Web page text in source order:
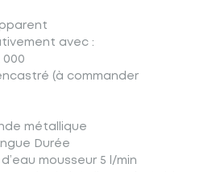
avec :
000
(à commander
métallique
Durée
mousseur 5 l/min